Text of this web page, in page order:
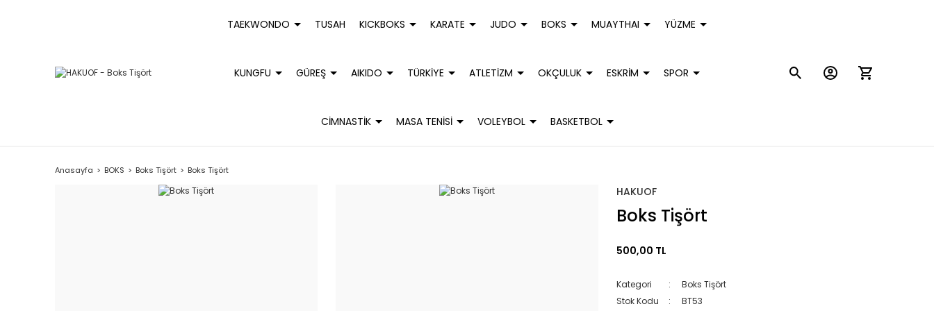
TAEKWONDO TUSAH KICKBOKS KARATE JUDO BOKS MUAYTHAI YÜZME
KUNGFU GÜREŞ AIKIDO TÜRKİYE ATLETİZM OKÇULUK ESKRİM SPOR
CİMNASTİK MASA TENİSİ VOLEYBOL BASKETBOL
Anasayfa BOKS Boks Tişört Boks Tişört
HAKUOF
Boks Tişört
500,00 TL
Kategori
Boks Tişört
Stok Kodu
BT53